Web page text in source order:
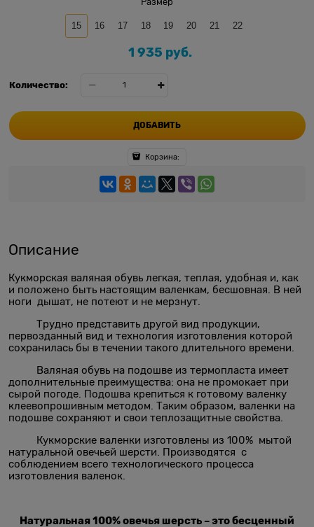
15 16 17 18 19 20 21 22
1 935 руб.
Количество:
ДОБАВИТЬ
Корзина:
Описание
Кукморская валяная обувь легкая, теплая, удобная и, как
и положено быть настоящим валенкам, бесшовная. В ней
ноги дышат, не потеют и не мерзнут.
Трудно представить другой вид продукции,
первозданный вид и технология изготовления которой
сохранилась бы в течении такого длительного времени.
Валяная обувь на подошве из термопласта имеет
дополнительные преимущества: она не промокает при
сырой погоде. Подошва крепиться к готовому валенку
клеевопрошивным методом. Таким образом, валенки на
подошве сохраняют и свои теплозащитные свойства.
Кукморские валенки изготовлены из 100% мытой
натуральной овечьей шерсти. Производятся с
соблюдением всего технологического процесса
изготовления валенок.
Натуральная 100% овечья шерсть – это бесценный